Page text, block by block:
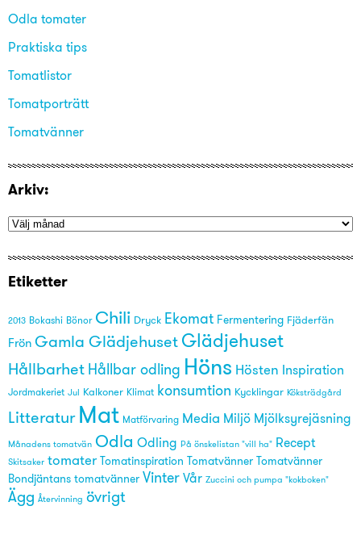
Odla tomater
Praktiska tips
Tomatlistor
Tomatporträtt
Tomatvänner
Arkiv:
Etiketter
2013 Bokashi Bönor Chili Dryck Ekomat Fermentering Fjäderfän
Frön Gamla Glädjehuset Glädjehuset
Hållbarhet Hållbar odling Höns Hösten Inspiration
Jordmakeriet Jul Kalkoner Klimat konsumtion Kycklingar Köksträdgård
Litteratur Mat Matförvaring Media Miljö Mjölksyrejäsning
Månadens tomatvän Odla Odling På önskelistan "vill ha" Recept
Skitsaker tomater Tomatinspiration Tomatvänner Tomatvänner
Bondjäntans tomatvänner Vinter Vår Zuccini och pumpa "kokboken"
Ägg Återvinning övrigt